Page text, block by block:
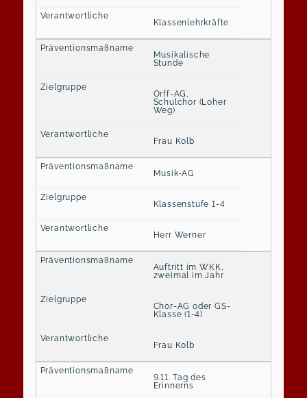
Klassenlehrkräfte
Musikalische
Stunde
Orff-AG,
Schulchor (Loher
Weg)
Frau Kolb
Musik-AG
Klassenstufe 1-4
Herr Werner
Auftritt im WKK,
zweimal im Jahr
Chor-AG oder GS-
Klasse (1-4)
Frau Kolb
9.11. Tag des
Erinnerns